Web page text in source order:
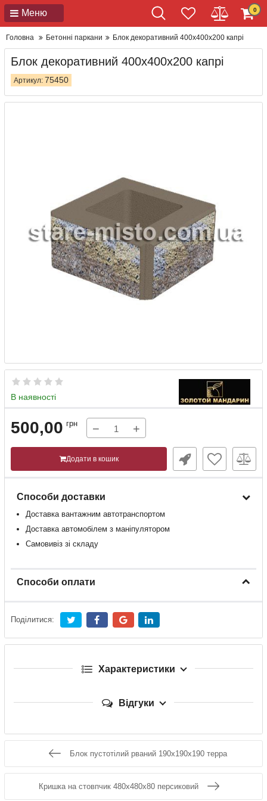
Меню 0
Головна Бетонні паркани Блок декоративний 400x400x200 капрі
Блок декоративний 400x400x200 капрі
Артикул: 75450
В наявності
500,00 грн − +
Додати в кошик
Способи доставки
Доставка вантажним автотранспортом
Доставка автомобілем з маніпулятором
Самовивіз зі складу
Способи оплати
Поділитися:
Характеристики
Відгуки
Блок пустотілий рваний 190х190х190 терра
Кришка на стовпчик 480x480x80 персиковий